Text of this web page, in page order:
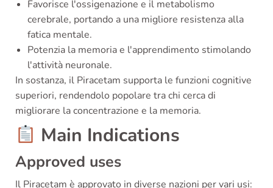
Favorisce l'ossigenazione e il metabolismo
cerebrale, portando a una migliore resistenza alla
fatica mentale.
Potenzia la memoria e l'apprendimento stimolando
l'attività neuronale.
In sostanza, il Piracetam supporta le funzioni cognitive
superiori, rendendolo popolare tra chi cerca di
migliorare la concentrazione e la memoria.
Main Indications
Approved uses
Il Piracetam è approvato in diverse nazioni per vari usi: